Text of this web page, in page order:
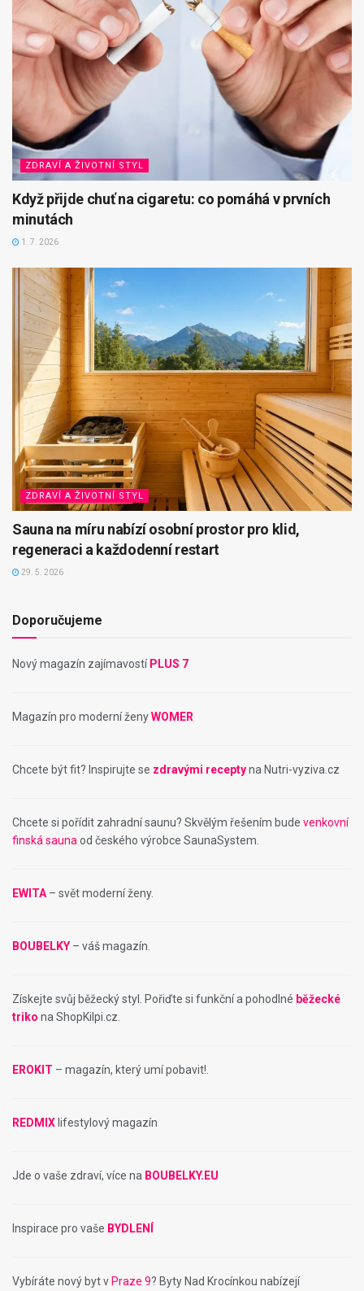
ZDRAVÍ A ŽIVOTNÍ STYL
Když přijde chuť na cigaretu: co pomáhá v prvních
minutách
1. 7. 2026
ZDRAVÍ A ŽIVOTNÍ STYL
Sauna na míru nabízí osobní prostor pro klid,
regeneraci a každodenní restart
29. 5. 2026
Doporučujeme
Nový magazín zajímavostí PLUS 7
Magazín pro moderní ženyWOMER
Chcete být fit? Inspirujte se zdravými receptyna Nutri-vyziva.cz
Chcete si pořídit zahradní saunu? Skvělým řešením bude venkovní
finská sauna od českého výrobce SaunaSystem.
EWITA – svět moderní ženy.
BOUBELKY – váš magazín.
Získejte svůj běžecký styl. Pořiďte si funkční a pohodlné běžecké
triko na ShopKilpi.cz.
EROKIT – magazín, který umí pobavit!.
REDMIX lifestylový magazín
Jde o vaše zdraví, více na BOUBELKY.EU
Inspirace pro vaše BYDLENÍ
Vybíráte nový byt v Praze 9? Byty Nad Krocínkou nabízejí